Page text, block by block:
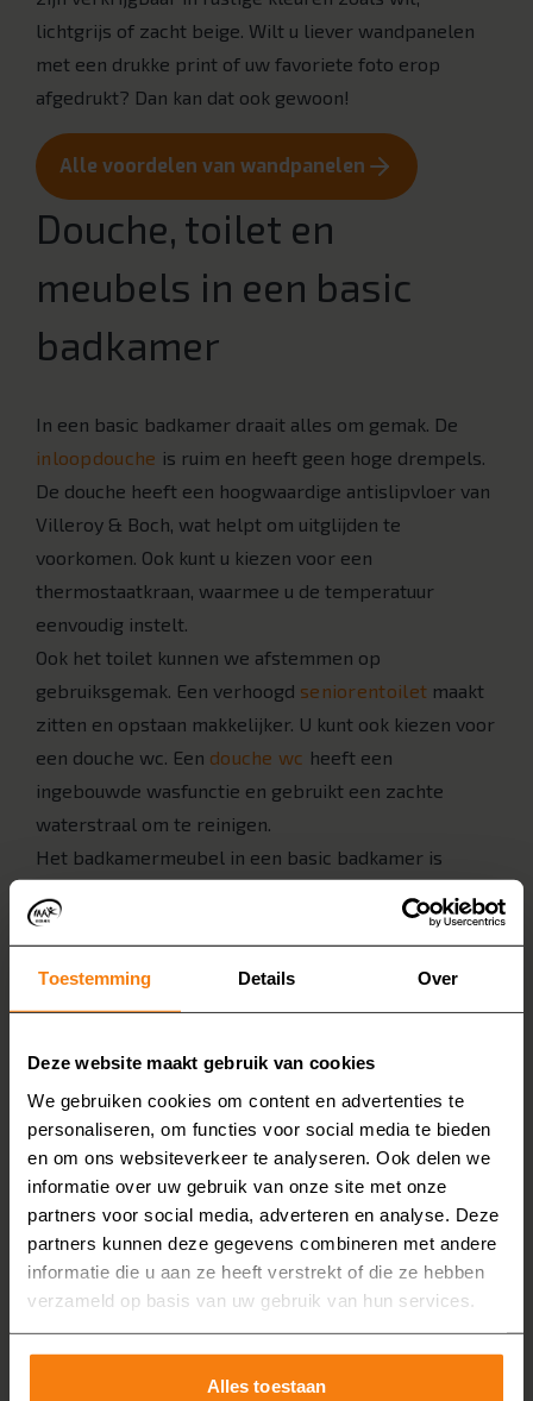
Toestemming Details Over
Deze website maakt gebruik van cookies
We gebruiken cookies om content en advertenties te
personaliseren, om functies voor social media te bieden
en om ons websiteverkeer te analyseren. Ook delen we
informatie over uw gebruik van onze site met onze
partners voor social media, adverteren en analyse. Deze
partners kunnen deze gegevens combineren met andere
informatie die u aan ze heeft verstrekt of die ze hebben
verzameld op basis van uw gebruik van hun services.
Alles toestaan
lichtgrijs of zacht beige. Wilt u liever wandpanelen
met een drukke print of uw favoriete foto erop
afgedrukt? Dan kan dat ook gewoon!
Alle voordelen van wandpanelen
Douche, toilet en
meubels in een basic
badkamer
In een basic badkamer draait alles om gemak. De
inloopdouche is ruim en heeft geen hoge drempels.
De douche heeft een hoogwaardige antislipvloer van
Villeroy & Boch, wat helpt om uitglijden te
voorkomen. Ook kunt u kiezen voor een
thermostaatkraan, waarmee u de temperatuur
eenvoudig instelt.
Ook het toilet kunnen we afstemmen op
gebruiksgemak. Een verhoogd seniorentoilet maakt
zitten en opstaan makkelijker. U kunt ook kiezen voor
een douche wc. Een douche wc heeft een
ingebouwde wasfunctie en gebruikt een zachte
waterstraal om te reinigen.
Het badkamermeubel in een basic badkamer is
wit of grijs, met een gladde afwerking die makkelijk
basic badkamer moet genoeg ruimte hebben voor
netjes op kunt bergen. Tot slot kunt u kiezen voor
bijpassende accessoires: een handdoekhaak, een
rekje in de douche of een spiegel met verlichting.
Ook kunnen we veiligheidsgrepen plaatsen.
Laat u adviseren door
MAX Badkamers
makkelijk in gebruik is? Kies dan voor een basic